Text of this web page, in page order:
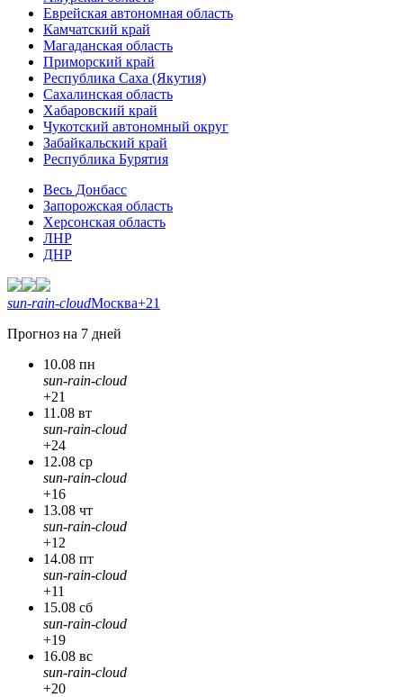
Еврейская автономная область
Камчатский край
Магаданская область
Приморский край
Республика Саха (Якутия)
Сахалинская область
Хабаровский край
Чукотский автономный округ
Забайкальский край
Республика Бурятия
Весь Донбасс
Запорожская область
Херсонская область
ЛНР
ДНР
sun-rain-cloudМосква+21
Прогноз на 7 дней
10.08 пн
sun-rain-cloud
+21
11.08 вт
sun-rain-cloud
+24
12.08 ср
sun-rain-cloud
+16
13.08 чт
sun-rain-cloud
+12
14.08 пт
sun-rain-cloud
+11
15.08 сб
sun-rain-cloud
+19
16.08 вс
sun-rain-cloud
+20